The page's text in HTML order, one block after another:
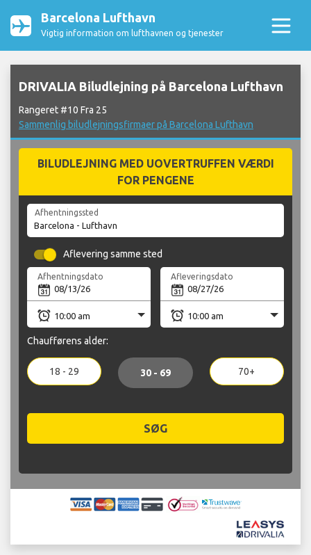
Barcelona Lufthavn
Vigtig information om lufthavnen og tjenester
DRIVALIA Biludlejning på Barcelona Lufthavn
Rangeret #10 Fra 25
Sammenlig biludlejningsfirmaer på Barcelona Lufthavn
BILUDLEJNING MED UOVERTRUFFEN VÆRDI
FOR PENGENE
Afhentningssted
Aflevering samme sted
Afhentningsdato Afleveringsdato
Chaufførens alder:
18 - 29 30 - 69 70+
SØG